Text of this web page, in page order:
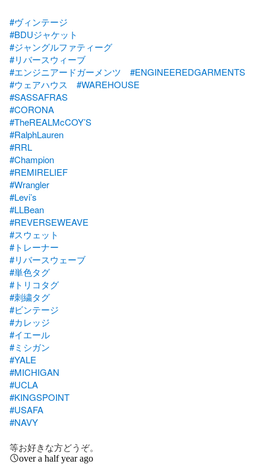
#ヴィンテージ
#BDUジャケット
#ジャングルファティーグ
#リバースウィーブ
#エンジニアードガーメンツ
#ENGINEEREDGARMENTS
#ウェアハウス
#WAREHOUSE
#SASSAFRAS
#CORONA
#TheREALMcCOY’S
#RalphLauren
#RRL
#Champion
#REMIRELIEF
#Wrangler
#Levi’s
#LLBean
#REVERSEWEAVE
#スウェット
#トレーナー
#リバースウェーブ
#単色タグ
#トリコタグ
#刺繍タグ
#ビンテージ
#カレッジ
#イエール
#ミシガン
#YALE
#MICHIGAN
#UCLA
#KINGSPOINT
#USAFA
#NAVY
等お好きな方どうぞ。
over a half year ago